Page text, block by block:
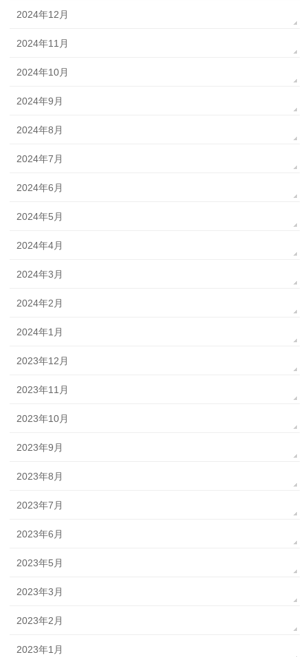
2024年12月
2024年11月
2024年10月
2024年9月
2024年8月
2024年7月
2024年6月
2024年5月
2024年4月
2024年3月
2024年2月
2024年1月
2023年12月
2023年11月
2023年10月
2023年9月
2023年8月
2023年7月
2023年6月
2023年5月
2023年3月
2023年2月
2023年1月